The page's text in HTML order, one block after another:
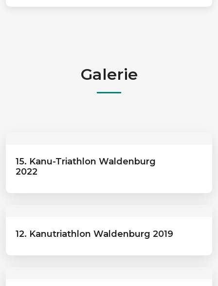
Galerie
15. Kanu-Triathlon Waldenburg
2022
12. Kanutriathlon Waldenburg 2019